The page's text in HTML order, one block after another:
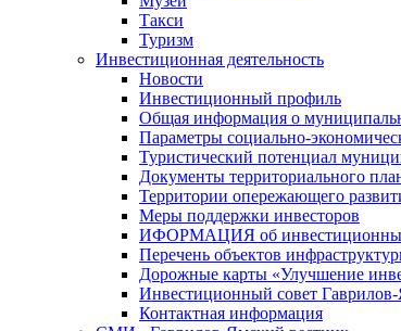
Такси
Туризм
Инвестиционная деятельность
Новости
Инвестиционный профиль
Общая информация о
Параметры социально-
Туристический потенциал
Документы территориального
Территории опережающего
Меры поддержки инвесторов
ИФОРМАЦИЯ об инвестиционных
Перечень объектов
Дорожные карты «Улучшение
Инвестиционный совет
Контактная информация